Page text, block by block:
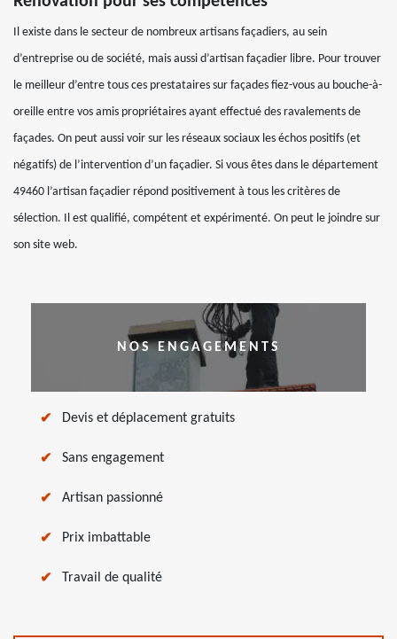
Il existe dans le secteur de nombreux artisans façadiers, au sein
d’entreprise ou de société, mais aussi d’artisan façadier libre. Pour trouver
le meilleur d’entre tous ces prestataires sur façades fiez-vous au bouche-à-
oreille entre vos amis propriétaires ayant effectué des ravalements de
façades. On peut aussi voir sur les réseaux sociaux les échos positifs (et
négatifs) de l’intervention d’un façadier. Si vous êtes dans le département
49460 l’artisan façadier répond positivement à tous les critères de
sélection. Il est qualifié, compétent et expérimenté. On peut le joindre sur
son site web.
NOS ENGAGEMENTS
Devis et déplacement gratuits
Sans engagement
Artisan passionné
Prix imbattable
Travail de qualité